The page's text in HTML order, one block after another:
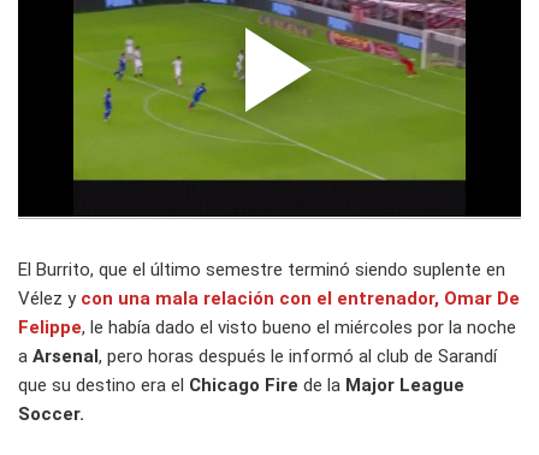
El Burrito, que el último semestre terminó siendo suplente en
Vélez y con una mala relación con el entrenador, Omar De
Felippe, le había dado el visto bueno el miércoles por la noche
a Arsenal, pero horas después le informó al club de Sarandí
que su destino era el Chicago Fire de la Major League
Soccer.